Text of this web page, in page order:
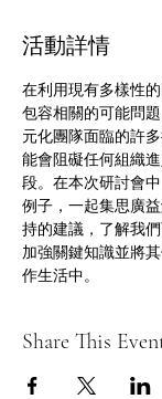
活動詳情
在利用現有多樣性
包容相關的可能問
元化團隊面臨的許
能會阻礙任何組織
段。在本次研討會
例子，一起集思廣
持的建議，了解我
加強關鍵知識並將
作生活中。
Share This